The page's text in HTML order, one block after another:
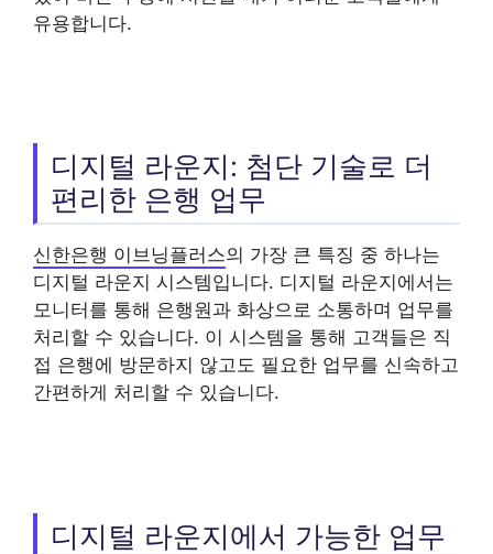
유용합니다.
디지털 라운지: 첨단 기술로 더
편리한 은행 업무
신한은행 이브닝플러스의 가장 큰 특징 중 하나는
디지털 라운지 시스템입니다. 디지털 라운지에서는
모니터를 통해 은행원과 화상으로 소통하며 업무를
처리할 수 있습니다. 이 시스템을 통해 고객들은 직
접 은행에 방문하지 않고도 필요한 업무를 신속하고
간편하게 처리할 수 있습니다.
디지털 라운지에서 가능한 업무